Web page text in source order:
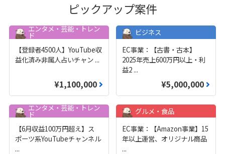
ピックアップ案件
エンタメ・芸能・トレン
ド
【登録者4500人】YouTube収
益化済み非属人占いチャン ...
¥1,100,000
ビジネス
EC事業：【古書・古本】
2025年売上600万円以上・利
益2 ...
¥5,000,000
エンタメ・芸能・トレン
ド
【6月収益100万円超え】ス
ポーツ系YouTubeチャンネル
...
グルメ・食品
EC事業：【Amazon事業】15
年以上運営、オリジナル商品
...